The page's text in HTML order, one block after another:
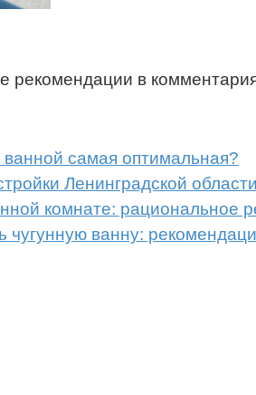
рекомендации в
самая оптимальная?
Ленинградской
комнате: рациональное
чугунную ванну: